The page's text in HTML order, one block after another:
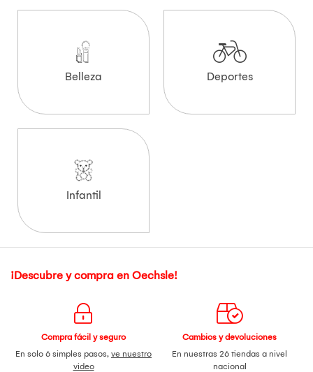
Belleza Deportes
Infantil
¡Descubre y compra en Oechsle!
Compra fácil y seguro
En solo 6 simples pasos, ve nuestro
video
Cambios y devoluciones
En nuestras 26 tiendas a nivel
nacional